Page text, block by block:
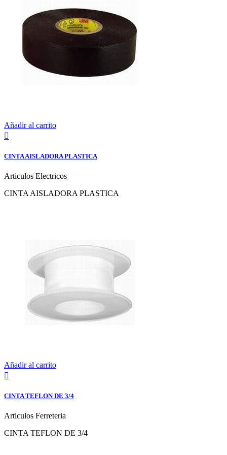
Añadir al carrito

CINTA AISLADORA PLASTICA
Articulos Electricos
CINTA AISLADORA PLASTICA
Añadir al carrito

CINTA TEFLON DE 3/4
Articulos Ferreteria
CINTA TEFLON DE 3/4